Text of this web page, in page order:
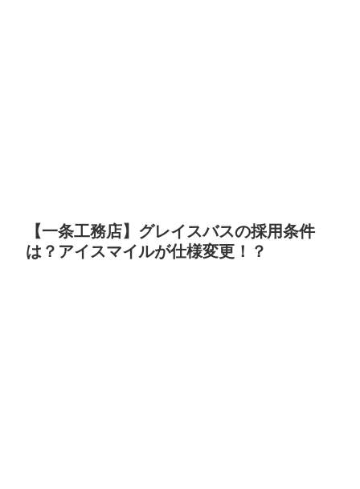
【一条工務店】グレイスバスの採用条件
は？アイスマイルが仕様変更！？